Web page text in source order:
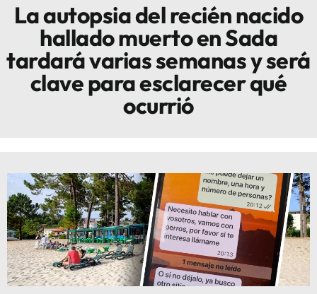
Innova
La autopsia del recién nacido
hallado muerto en Sada
tardará varias semanas y será
clave para esclarecer qué
ocurrió